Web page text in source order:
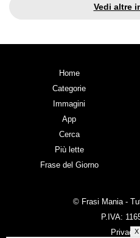
Vedi altre
Home
Categorie
Immagini
App
Cerca
Più lette
Frase del Giorno
© Frasi Mania -
P.IVA:
X